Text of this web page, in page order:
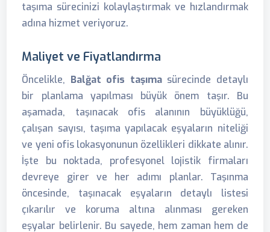
taşıma sürecinizi kolaylaştırmak ve hızlandırmak
adına hizmet veriyoruz.
Maliyet ve Fiyatlandırma
Öncelikle, Balğat ofis taşımasürecinde detaylı
bir planlama yapılması büyük önem taşır. Bu
aşamada, taşınacak ofis alanının büyüklüğü,
çalışan sayısı, taşıma yapılacak eşyaların niteliği
ve yeni ofis lokasyonunun özellikleri dikkate alınır.
İşte bu noktada, profesyonel lojistik firmaları
devreye girer ve her adımı planlar. Taşınma
öncesinde, taşınacak eşyaların detaylı listesi
çıkarılır ve koruma altına alınması gereken
eşyalar belirlenir. Bu sayede, hem zaman hem de